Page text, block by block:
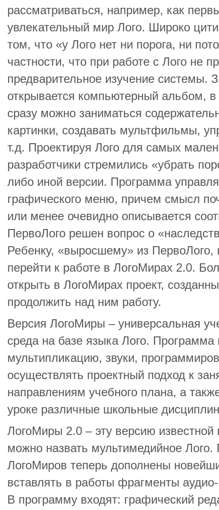
рассматриваться, например, как
увлекательный мир Лого. Широко
том, что «у Лого нет ни порога, ни
частности, что при работе с Лого не
предварительное изучение системы.
открывается компьютерный альбом, в
сразу можно заниматься
картинки, создавать мультфильмы,
т.д. Проектируя Лого для самых
разработчики стремились «убрать
либо иной версии. Программа
графического меню, причем смысл
или менее очевидно описывается
ПервоЛого решен вопрос о
Ребенку, «выросшему» из ПервоЛого,
перейти к работе в ЛогоМирах 2.0.
открыть в ЛогоМирах проект,
продолжить над ним работу.
Версия ЛогоМиры – универсальная
среда на базе языка Лого. Программа
мультипликацию, звуки,
осуществлять проектный подход к
направлениям учебного плана, а
уроке различные школьные
ЛогоМиры 2.0 – эту версию
можно назвать мультимедийное
ЛогоМиров теперь дополнены
вставлять в работы фрагменты
В программу входят: графический